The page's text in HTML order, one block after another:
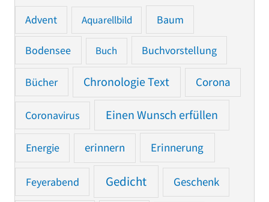
Advent Aquarellbild Baum
Bodensee Buch Buchvorstellung
Bücher Chronologie Text Corona
Coronavirus Einen Wunsch erfüllen
Energie erinnern Erinnerung
Feyerabend Gedicht Geschenk